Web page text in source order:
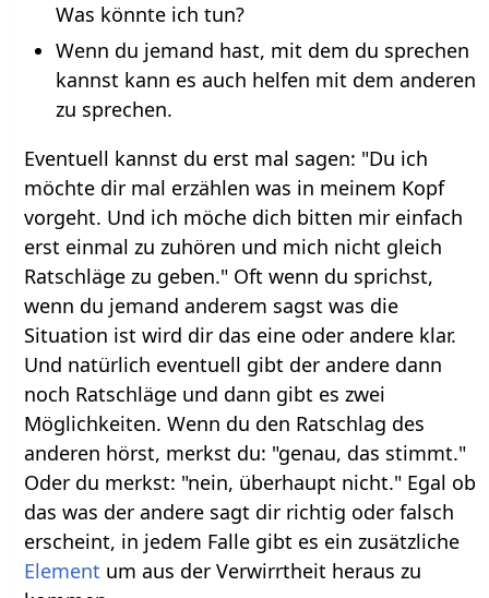
Was könnte ich tun?
Wenn du jemand hast, mit dem du sprechen
kannst kann es auch helfen mit dem anderen
zu sprechen.
Eventuell kannst du erst mal sagen: "Du ich
möchte dir mal erzählen was in meinem Kopf
vorgeht. Und ich möche dich bitten mir einfach
erst einmal zu zuhören und mich nicht gleich
Ratschläge zu geben." Oft wenn du sprichst,
wenn du jemand anderem sagst was die
Situation ist wird dir das eine oder andere klar.
Und natürlich eventuell gibt der andere dann
noch Ratschläge und dann gibt es zwei
Möglichkeiten. Wenn du den Ratschlag des
anderen hörst, merkst du: "genau, das stimmt."
Oder du merkst: "nein, überhaupt nicht." Egal ob
das was der andere sagt dir richtig oder falsch
erscheint, in jedem Falle gibt es ein zusätzliche
Element um aus der Verwirrtheit heraus zu